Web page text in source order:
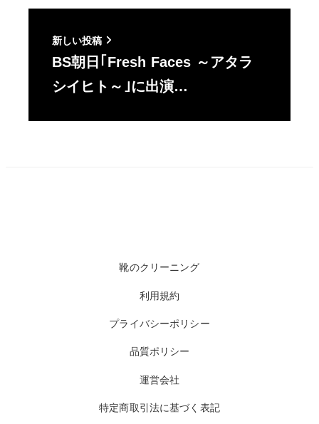
新しい投稿
BS朝日｢Fresh Faces ～アタラ
シイヒト～｣に出演…
靴のクリーニング
利用規約
プライバシーポリシー
品質ポリシー
運営会社
特定商取引法に基づく表記